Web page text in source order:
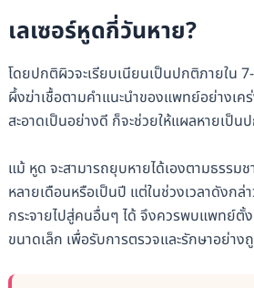
เลเซอร์หูดกี่วันหาย?
โดยปกติผิวจะเรียบเนียนเป็นปกติภายใน
ผึ้งฆ่าเชื้อตามคำแนะนำของแพทย์อย่างเ
สะอาดเป็นอย่างดี ก็จะช่วยให้แผลหายเป็น
แม้ หูด จะสามารถยุบหายได้เองตามธรรมช
หลายเดือนหรือเป็นปี แต่ในช่วงเวลาดังกล่
กระจายไปสู่คนอื่นๆ ได้ จึงควรพบแพทย์ตั้
ขนาดเล็ก เพื่อรับการตรวจและรักษาอย่าง